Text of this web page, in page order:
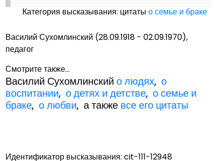
Категория высказывания: цитатыо семье и браке
Василий Сухомлинский (28.09.1918 - 02.09.1970),
педагог
Смотрите также...
Василий Сухомлинскийо людях,о
воспитании,о детях и детстве,о семье и
браке,о любви, а также все его цитаты
Идентификатор высказывания: cit-111-12948